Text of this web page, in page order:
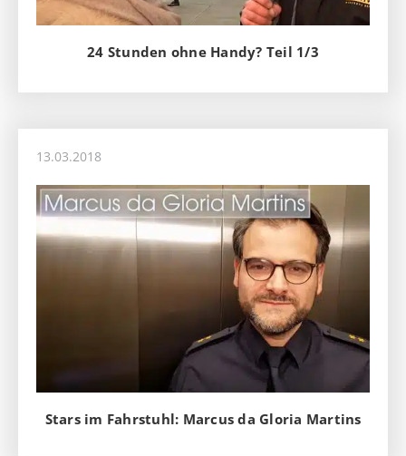
24 Stunden ohne Handy? Teil 1/3
13.03.2018
Stars im Fahrstuhl: Marcus da Gloria Martins